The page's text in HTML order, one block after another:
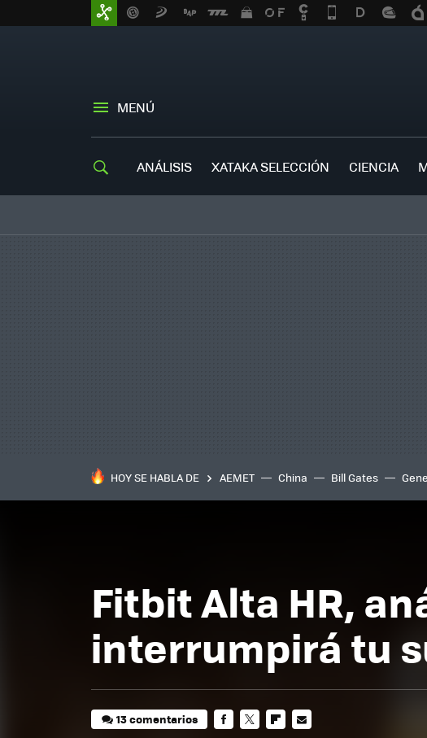
MENÚ
ANÁLISIS XATAKA SELECCIÓN CIENCIA
HOY SE HABLA DE AEMET China Bill Gates
Fitbit Alta HR,
interrumpirá tu
13 comentarios